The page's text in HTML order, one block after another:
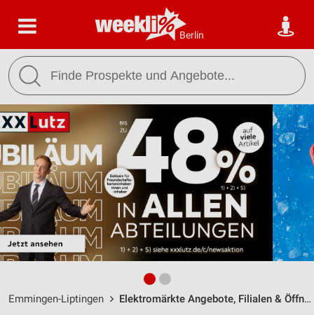
Berlin
Emmingen-Liptingen Elektromärkte Angebote, Filialen & Öffnungszeiten